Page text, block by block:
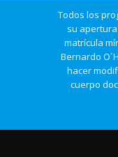
Todos los
su
matrícula
Bernardo
hacer
cuerpo